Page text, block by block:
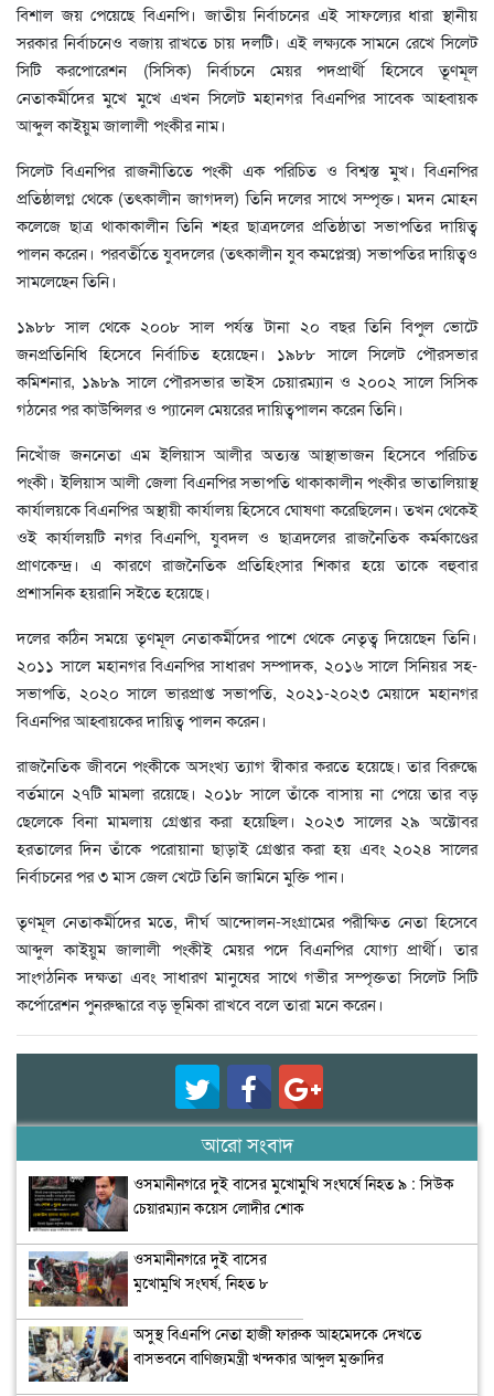
বিশাল জয় পেয়েছে বিএনপি। জাতীয় নির্বাচনের এই সাফল্যের ধারা স্থানীয়
সরকার নির্বাচনেও বজায় রাখতে চায় দলটি। এই লক্ষ্যকে সামনে রেখে সিলেট
সিটি করপোরেশন (সিসিক) নির্বাচনে মেয়র পদপ্রার্থী হিসেবে তূণমূল
নেতাকর্মীদের মুখে মুখে এখন সিলেট মহানগর বিএনপির সাবেক আহ্বায়ক
আব্দুল কাইয়ুম জালালী পংকীর নাম।
সিলেট বিএনপির রাজনীতিতে পংকী এক পরিচিত ও বিশ্বস্ত মুখ। বিএনপির
প্রতিষ্ঠালগ্ন থেকে (তৎকালীন জাগদল) তিনি দলের সাথে সম্পৃক্ত। মদন মোহন
কলেজে ছাত্র থাকাকালীন তিনি শহর ছাত্রদলের প্রতিষ্ঠাতা সভাপতির দায়িত্ব
পালন করেন। পরবর্তীতে যুবদলের (তৎকালীন যুব কমপ্লেক্স) সভাপতির দায়িত্বও
সামলেছেন তিনি।
১৯৮৮ সাল থেকে ২০০৮ সাল পর্যন্ত টানা ২০ বছর তিনি বিপুল ভোটে
জনপ্রতিনিধি হিসেবে নির্বাচিত হয়েছেন। ১৯৮৮ সালে সিলেট পৌরসভার
কমিশনার, ১৯৮৯ সালে পৌরসভার ভাইস চেয়ারম্যান ও ২০০২ সালে সিসিক
গঠনের পর কাউন্সিলর ও প্যানেল মেয়রের দায়িত্বপালন করেন তিনি।
নিখোঁজ জননেতা এম ইলিয়াস আলীর অত্যন্ত আস্থাভাজন হিসেবে পরিচিত
পংকী। ইলিয়াস আলী জেলা বিএনপির সভাপতি থাকাকালীন পংকীর ভাতালিয়াস্থ
কার্যালয়কে বিএনপির অস্থায়ী কার্যালয় হিসেবে ঘোষণা করেছিলেন। তখন থেকেই
ওই কার্যালয়টি নগর বিএনপি, যুবদল ও ছাত্রদলের রাজনৈতিক কর্মকাণ্ডের
প্রাণকেন্দ্র। এ কারণে রাজনৈতিক প্রতিহিংসার শিকার হয়ে তাকে বহুবার
প্রশাসনিক হয়রানি সইতে হয়েছে।
দলের কঠিন সময়ে তৃণমূল নেতাকর্মীদের পাশে থেকে নেতৃত্ব দিয়েছেন তিনি।
২০১১ সালে মহানগর বিএনপির সাধারণ সম্পাদক, ২০১৬ সালে সিনিয়র সহ-
সভাপতি, ২০২০ সালে ভারপ্রাপ্ত সভাপতি, ২০২১-২০২৩ মেয়াদে মহানগর
বিএনপির আহ্বায়কের দায়িত্ব পালন করেন।
রাজনৈতিক জীবনে পংকীকে অসংখ্য ত্যাগ স্বীকার করতে হয়েছে। তার বিরুদ্ধে
বর্তমানে ২৭টি মামলা রয়েছে। ২০১৮ সালে তাঁকে বাসায় না পেয়ে তার বড়
ছেলেকে বিনা মামলায় গ্রেপ্তার করা হয়েছিল। ২০২৩ সালের ২৯ অক্টোবর
হরতালের দিন তাঁকে পরোয়ানা ছাড়াই গ্রেপ্তার করা হয় এবং ২০২৪ সালের
নির্বাচনের পর ৩ মাস জেল খেটে তিনি জামিনে মুক্তি পান।
তৃণমূল নেতাকর্মীদের মতে, দীর্ঘ আন্দোলন-সংগ্রামের পরীক্ষিত নেতা হিসেবে
আব্দুল কাইয়ুম জালালী পংকীই মেয়র পদে বিএনপির যোগ্য প্রার্থী। তার
সাংগঠনিক দক্ষতা এবং সাধারণ মানুষের সাথে গভীর সম্পৃক্ততা সিলেট সিটি
কর্পোরেশন পুনরুদ্ধারে বড় ভূমিকা রাখবে বলে তারা মনে করেন।
আরো সংবাদ
ওসমানীনগরে দুই বাসের মুখোমুখি সংঘর্ষে নিহত ৯ : সিউক
চেয়ারম্যান কয়েস লোদীর শোক
ওসমানীনগরে দুই বাসের
মুখোমুখি সংঘর্ষ, নিহত ৮
অসুস্থ বিএনপি নেতা হাজী ফারুক আহমেদকে দেখতে
বাসভবনে বাণিজ্যমন্ত্রী খন্দকার আব্দুল মুক্তাদির